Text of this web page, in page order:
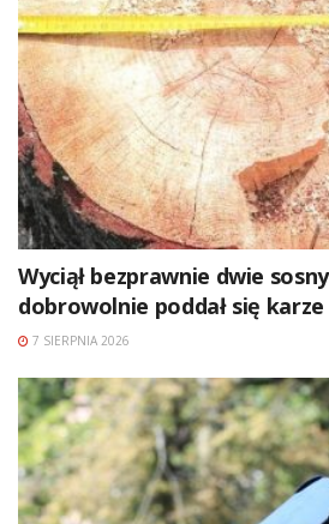
Wyciął bezprawnie dwie
dobrowolnie poddał się karze
7 SIERPNIA 2026